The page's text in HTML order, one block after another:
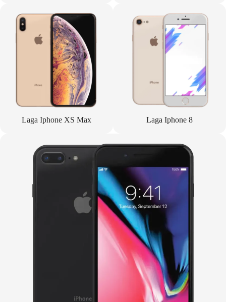
Laga Iphone XS Max Laga Iphone 8